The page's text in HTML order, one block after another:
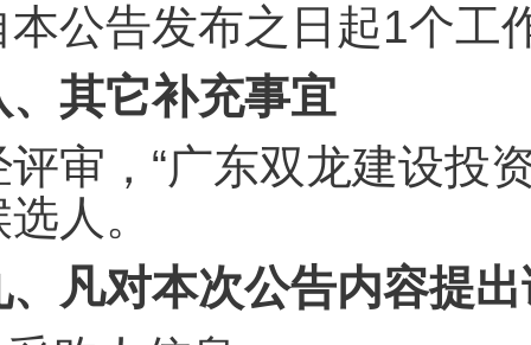
本公告发布之日起1个工
、其它补充事宜
评审，“广东双龙建设投
人。
、凡对本次公告内容提